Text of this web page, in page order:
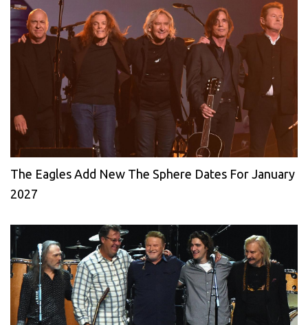
The Eagles Add New The Sphere Dates For January
2027